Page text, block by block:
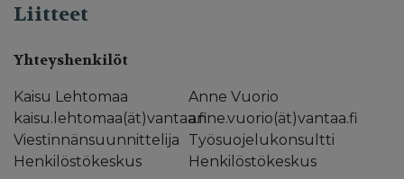
Liitteet
Yhteyshenkilöt
Kaisu Lehtomaa
kaisu.lehtomaa(ät)vantaa.fi
Viestinnänsuunnittelija
Henkilöstökeskus
Anne Vuorio
anne.vuorio(ät)vantaa.fi
Työsuojelukonsultti
Henkilöstökeskus